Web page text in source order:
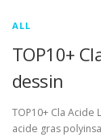
ALL
TOP10+
dessin
TOP10+ Cla
acide gras